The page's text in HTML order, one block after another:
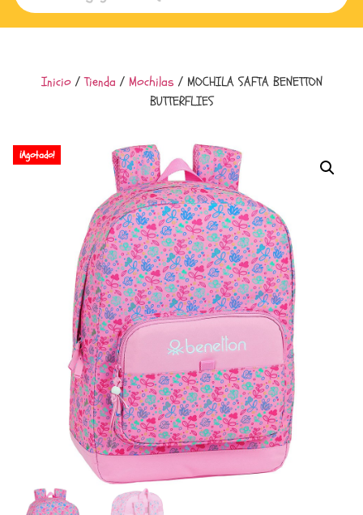
Inicio/Tienda / Mochilas / MOCHILA SAFTA BENETTON
BUTTERFLIES
¡Agotado!